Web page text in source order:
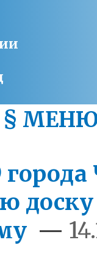
§
доску
—